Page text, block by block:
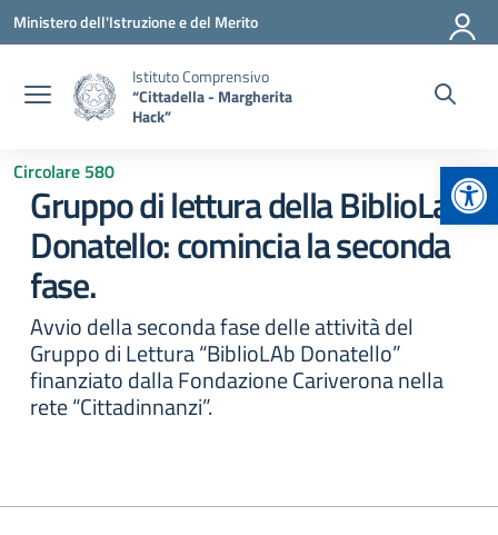
Vai ai contenuti
Vai al menu di navigazione
Vai al footer
Ministero dell'Istruzione e del Merito
Istituto Comprensivo
“Cittadella - Margherita
Hack”
Circolare 580
Gruppo di lettura della BiblioLab
Donatello: comincia la seconda
fase.
Avvio della seconda fase delle attività del
Gruppo di Lettura “BiblioLAb Donatello”
finanziato dalla Fondazione Cariverona nella
rete “Cittadinnanzi”.